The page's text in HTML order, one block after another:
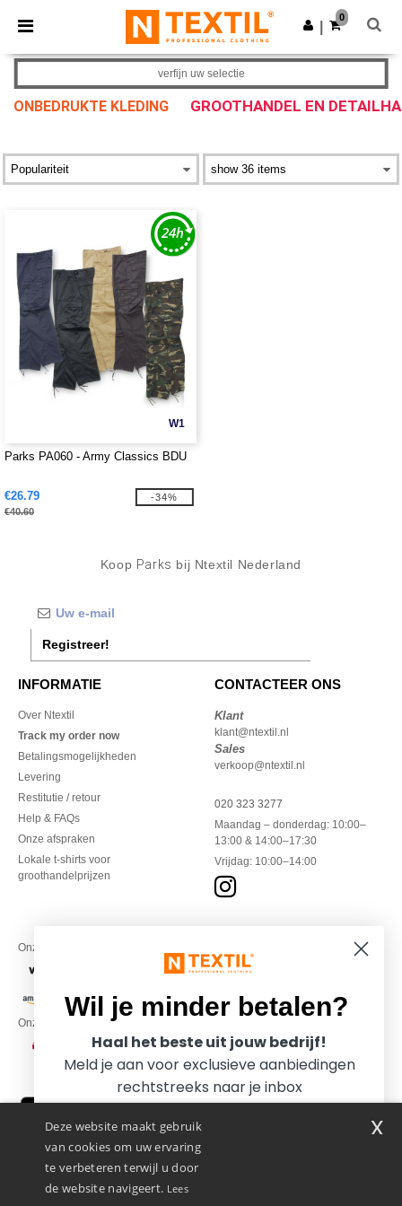
× Ntextil-app
Betere prijzen in de app!
Download app
0
ONBEDRUKTE KLEDING GROOTHANDEL EN
verfijn uw selectie
W1
Parks PA060 - Army Classics BDU
€26.79
€40.60
-34%
Koop Parks bij Ntextil Nederland
Registreer!
INFORMATIE
Over Ntextil
Track my order now
Betalingsmogelijkheden
Levering
Restitutie / retour
Help & FAQs
Onze afspraken
Lokale t-shirts voor
groothandelprijzen
CONTACTEER ONS
Klant
klant@ntextil.nl
Sales
verkoop@ntextil.nl
020 323 3277
Maandag – donderdag: 10:00–
13:00 & 14:00–17:30
Vrijdag: 10:00–14:00
Onze financiële partners
Onze transporteurs
Deze website maakt gebruik
van cookies om uw ervaring
te verbeteren terwijl u door
de website navigeert. Lees
x
Wil je minder betalen?
Haal het beste uit jouw bedrijf!
Meld je aan voor exclusieve aanbiedingen
rechtstreeks naar je inbox